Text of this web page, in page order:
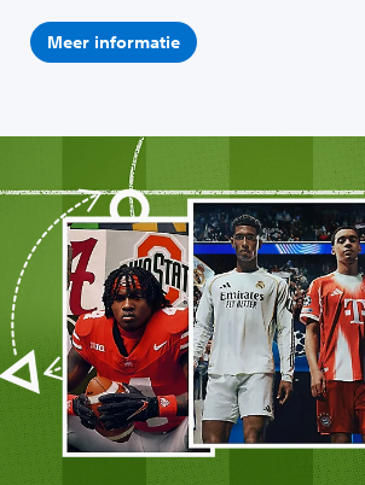
Meer informatie